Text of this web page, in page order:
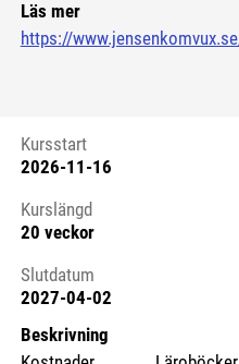
Läs mer
https://
Kursstart 6274564
Kursstart
2026-11-16
Kurslängd
20 veckor
Slutdatum
2027-04-02
Beskrivning